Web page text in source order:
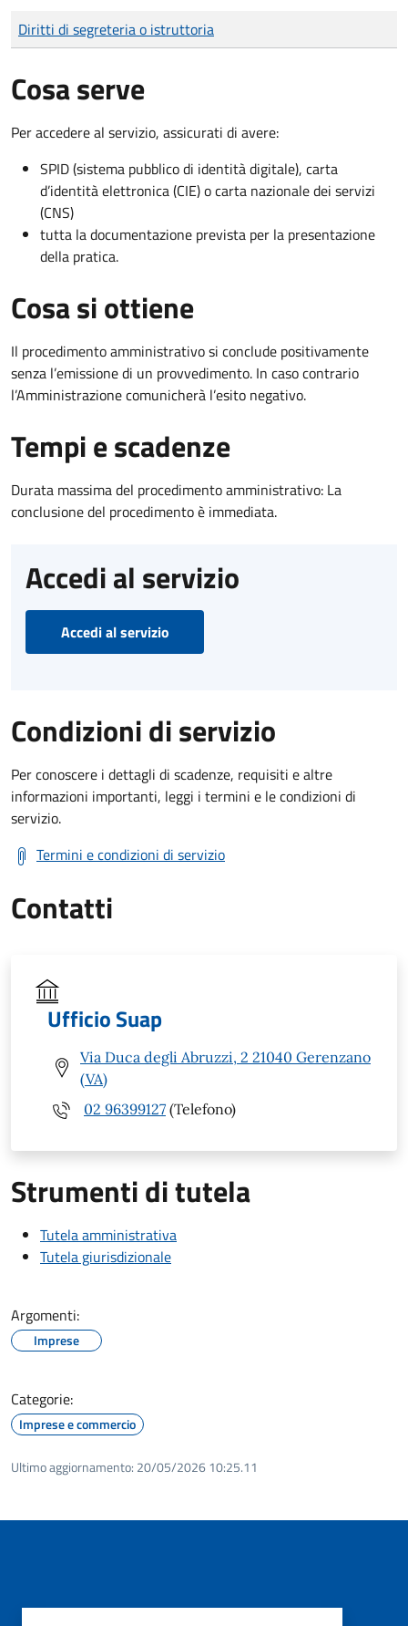
Tipo di pagamento
Importo
Diritti di segreteria o istruttoria
Cosa serve
Per accedere al servizio, assicurati di avere:
SPID (sistema pubblico di identità digitale), carta
d’identità elettronica (CIE) o carta nazionale dei servizi
(CNS)
tutta la documentazione prevista per la presentazione
della pratica.
Cosa si ottiene
Il procedimento amministrativo si conclude positivamente
senza l’emissione di un provvedimento. In caso contrario
l’Amministrazione comunicherà l’esito negativo.
Tempi e scadenze
Durata massima del procedimento amministrativo: La
conclusione del procedimento è immediata.
Accedi al servizio
Accedi al servizio
Condizioni di servizio
Per conoscere i dettagli di scadenze, requisiti e altre
informazioni importanti, leggi i termini e le condizioni di
servizio.
Termini e condizioni di servizio
Contatti
Ufficio Suap
Via Duca degli Abruzzi, 2 21040 Gerenzano
(VA)
02 96399127 (Telefono)
Strumenti di tutela
Tutela amministrativa
Tutela giurisdizionale
Argomenti:
Imprese
Categorie:
Imprese e commercio
Ultimo aggiornamento: 20/05/2026 10:25.11